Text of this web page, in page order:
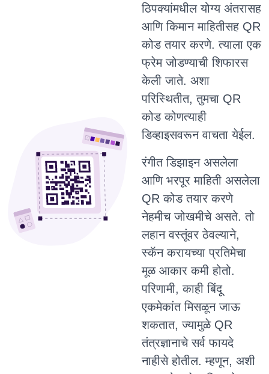
ठिपक्यांमधील योग्य अंतरासह
आणि किमान माहितीसह QR
कोड तयार करणे. त्याला एक
फ्रेम जोडण्याची शिफारस
केली जाते. अशा
परिस्थितीत, तुमचा QR
कोड कोणत्याही
डिव्हाइसवरून वाचता येईल.
रंगीत डिझाइन असलेला
आणि भरपूर माहिती असलेला
QR कोड तयार करणे
नेहमीच जोखमीचे असते. तो
लहान वस्तूंवर ठेवल्याने,
स्कॅन करायच्या प्रतिमेचा
मूळ आकार कमी होतो.
परिणामी, काही बिंदू
एकमेकांत मिसळून जाऊ
शकतात, ज्यामुळे QR
तंत्रज्ञानाचे सर्व फायदे
नाहीसे होतील. म्हणून, अशी